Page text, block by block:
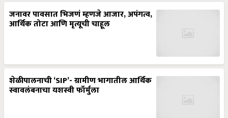
जनावर पावसात भिजणं म्हणजे आजार, अपंगत्व,
आर्थिक तोटा आणि मृत्यूची चाहूल
शेळीपालनाची ‘SIP’- ग्रामीण भागातील आर्थिक
स्वावलंबनाचा यशस्वी फॉर्मुला